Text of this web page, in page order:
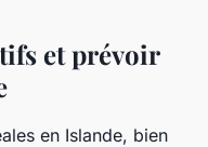
et prévoir
en Islande, bien